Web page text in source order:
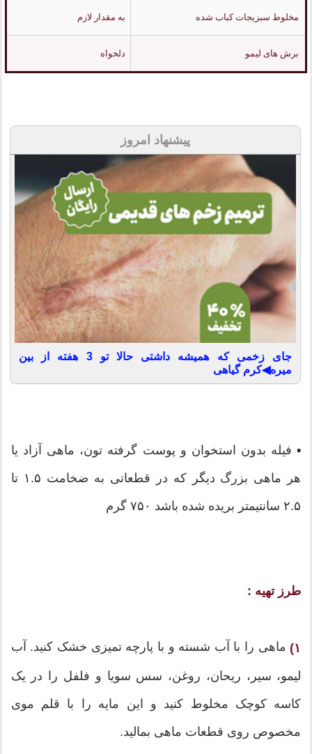
مخلوط سبزیجات کباب شده به مقدار لازم
برش های لیمو دلخواه
پیشنهاد امروز
جای زخمی که همیشه داشتی حالا تو 3 هفته از بین
میره◀کرم گیاهی
▪ فیله بدون استخوان و پوست گرفته تون، ماهی آزاد یا
هر ماهی بزرگ دیگر که در قطعاتی به ضخامت ۱.۵ تا
۲.۵ سانتیمتر بریده شده باشد ۷۵۰ گرم
طرز تهیه :
۱) ماهی را با آب شسته و با پارچه تمیزی خشک کنید. آب
لیمو، سیر، ریحان، روغن، سس سویا و فلفل را در یک
کاسه کوچک مخلوط کنید و این مایه را با قلم موی
مخصوص روی قطعات ماهی بمالید.